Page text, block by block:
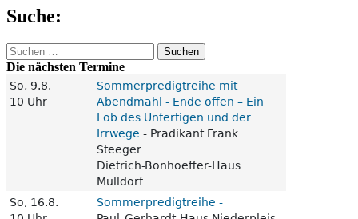
Suche:
Suchen
nach:
Die nächsten Termine